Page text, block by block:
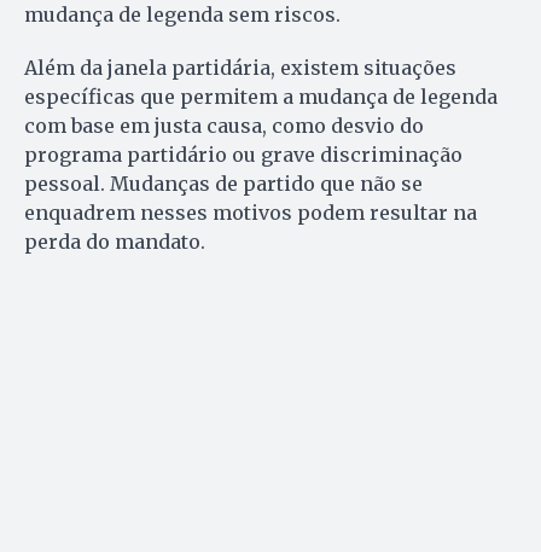
mudança de legenda sem riscos.
Além da janela partidária, existem situações
específicas que permitem a mudança de legenda
com base em justa causa, como desvio do
programa partidário ou grave discriminação
pessoal. Mudanças de partido que não se
enquadrem nesses motivos podem resultar na
perda do mandato.